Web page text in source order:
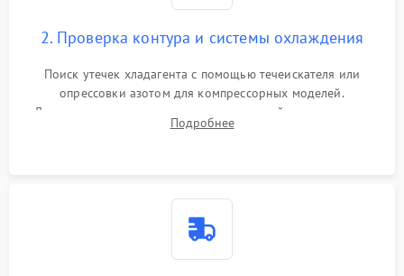
2. Проверка контура и системы охлаждения
Поиск утечек хладагента с помощью течеискателя или
опрессовки азотом для компрессорных моделей.
Диагностика термоэлектрических модулей, радиаторов и
кулеров на предмет перегрева или выхода из строя.
Подробнее